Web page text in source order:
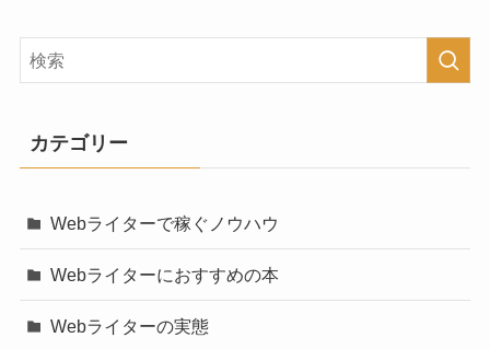
カテゴリー
Webライターで稼ぐノウハウ
Webライターにおすすめの本
Webライターの実態